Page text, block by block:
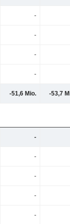
-
-
-
-
-51,6 Mio. -53,7
-
-
-
-
-